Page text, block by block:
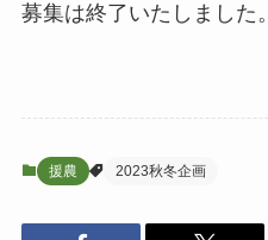
募集は終了いたしました。
援農 2023秋冬企画